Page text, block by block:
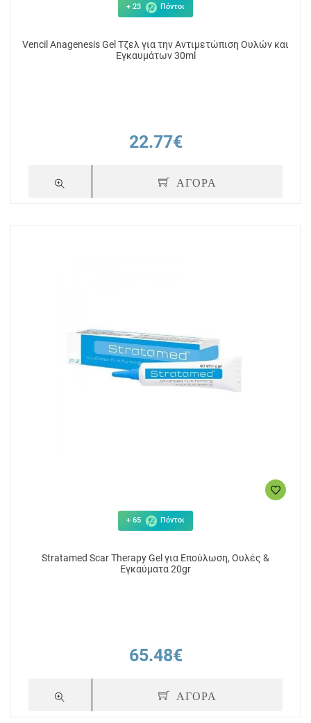
+ 23 Πόντοι
Vencil Anagenesis Gel Τζελ για την Αντιμετώπιση Ουλών και
Εγκαυμάτων 30ml
22.77€
ΑΓΟΡΑ
+ 65 Πόντοι
Stratamed Scar Therapy Gel για Επούλωση, Ουλές &
Εγκαύματα 20gr
65.48€
ΑΓΟΡΑ